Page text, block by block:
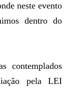
neste evento
dentro do
contemplados
pela LEI